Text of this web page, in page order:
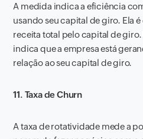
A medida indica a eficiência
usando seu capital de giro. Ela
receita total pelo capital de
indica que a empresa está
relação ao seu capital de giro.
11. Taxa de Churn
A taxa de rotatividade mede a